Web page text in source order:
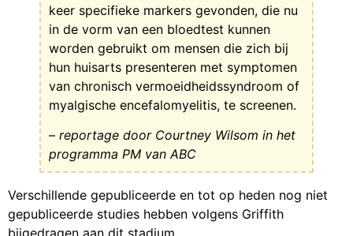
keer specifieke markers gevonden, die nu
in de vorm van een bloedtest kunnen
worden gebruikt om mensen die zich bij
hun huisarts presenteren met symptomen
van chronisch vermoeidheidssyndroom of
myalgische encefalomyelitis, te screenen.
– reportage door Courtney Wilsom in het
programma PM van ABC
Verschillende gepubliceerde en tot op heden nog niet
gepubliceerde studies hebben volgens Griffith